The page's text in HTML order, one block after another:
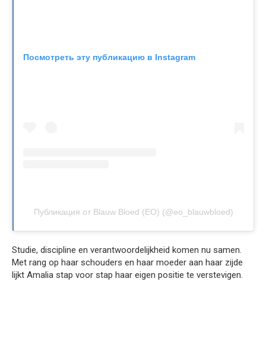
Посмотреть эту публикацию в Instagram
Публикация от Blauw Bloed (EO) (@eo_blauwbloed)
Studie, discipline en verantwoordelijkheid komen nu samen.
Met rang op haar schouders en haar moeder aan haar zijde
lijkt Amalia stap voor stap haar eigen positie te verstevigen.